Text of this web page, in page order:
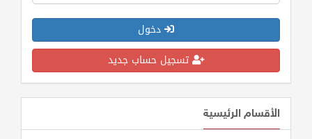
دخول
تسجيل حساب جديد
الأقسام الرئيسية